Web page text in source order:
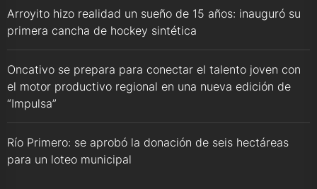
Arroyito hizo realidad un sueño de 15 años: inauguró su
primera cancha de hockey sintética
Oncativo se prepara para conectar el talento joven con
el motor productivo regional en una nueva edición de
“Impulsa”
Río Primero: se aprobó la donación de seis hectáreas
para un loteo municipal